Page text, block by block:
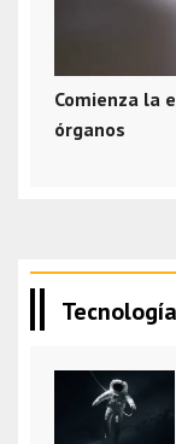
Comienza la
órganos
Tecnología